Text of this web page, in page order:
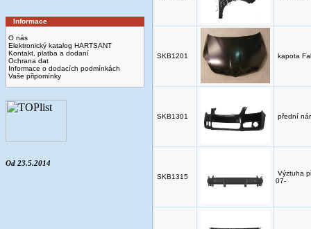
Informace
O nás
Elektronický katalog HARTSANT
Kontakt, platba a dodaní
Ochrana dat
Informace o dodacích podmínkách
Vaše připomínky
Od 23.5.2014
SKB1201 kapota
SKB1301 přední
SKB1315
Výztuha
07-